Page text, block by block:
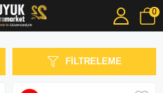
0
FILTRELEME